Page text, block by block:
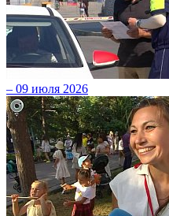
– 09 июля 2026